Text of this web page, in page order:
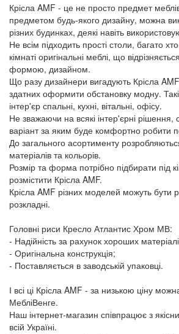
Крісла AMF - це не просто предмет
предметом будь-якого дизайну, можна
різних будинках, деякі навіть
Не всім підходить прості столи, багато
кімнаті оригінальні меблі, що
формою, дизайном.
Що разу дизайнери вигадують Крісла
здатних оформити обстановку модну.
інтер'єр спальні, кухні, вітальні, офісу.
Не зважаючи на всякі інтер'єрні
варіант за яким буде комфортно робити
До загального асортименту
матеріалів та кольорів.
Розмір та форма потрібно підбирати під
розмістити Крісла AMF.
Крісла AMF різних моделей можуть бути
розкладні.
Головні риси Кресло Атлантис Хром МВ:
- Надійність за рахунок хороших
- Оригінальна конструкція;
- Поставляється в заводській упаковці.
І всі ці Крісла AMF - за низькою ціну
МебліВенге.
Наш інтернет-магазин співпрацює з
всій Україні.